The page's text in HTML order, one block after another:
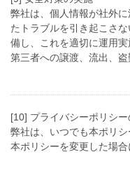
弊社は、個人情報が社外
たトラブルを引き起こさ
備し、これを適切に運用実
第三者への譲渡、流出、盗
[10] プライバシーポリシー
弊社は、いつでも本ポリ
本ポリシーを変更した場合